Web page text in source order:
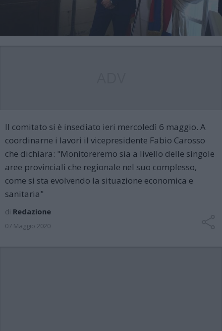
Il comitato si è insediato ieri mercoledì 6 maggio. A
coordinarne i lavori il vicepresidente Fabio Carosso
che dichiara: "Monitoreremo sia a livello delle singole
aree provinciali che regionale nel suo complesso,
come si sta evolvendo la situazione economica e
sanitaria"
di Redazione
07 Maggio 2020